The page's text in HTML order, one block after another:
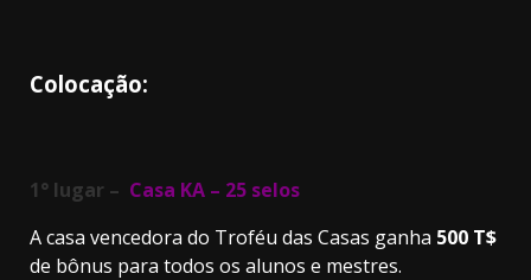
Colocação:
1° lugar – Casa KA – 25 selos
A casa vencedora do Troféu das Casas ganha 500 T$
de bônus para todos os alunos e mestres.